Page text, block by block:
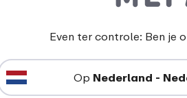
Even ter controle: Ben je
Op Nederland -